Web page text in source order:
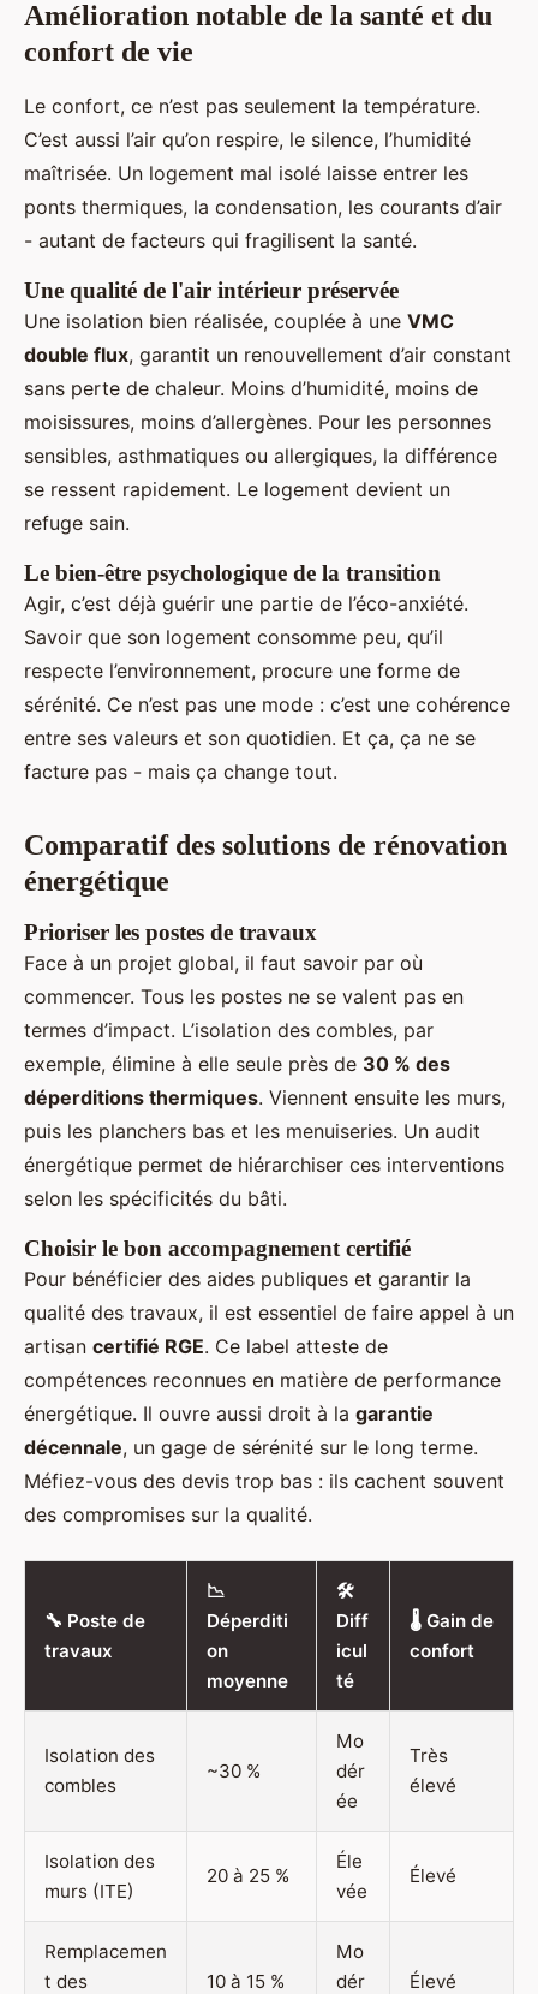
Amélioration notable de la santé et du
confort de vie
Le confort, ce n’est pas seulement la température.
C’est aussi l’air qu’on respire, le silence, l’humidité
maîtrisée. Un logement mal isolé laisse entrer les
ponts thermiques, la condensation, les courants d’air
- autant de facteurs qui fragilisent la santé.
Une qualité de l'air intérieur préservée
Une isolation bien réalisée, couplée à une VMC
double flux, garantit un renouvellement d’air constant
sans perte de chaleur. Moins d’humidité, moins de
moisissures, moins d’allergènes. Pour les personnes
sensibles, asthmatiques ou allergiques, la différence
se ressent rapidement. Le logement devient un
refuge sain.
Le bien-être psychologique de la transition
Agir, c’est déjà guérir une partie de l’éco-anxiété.
Savoir que son logement consomme peu, qu’il
respecte l’environnement, procure une forme de
sérénité. Ce n’est pas une mode : c’est une cohérence
entre ses valeurs et son quotidien. Et ça, ça ne se
facture pas - mais ça change tout.
Comparatif des solutions de rénovation
énergétique
Prioriser les postes de travaux
Face à un projet global, il faut savoir par où
commencer. Tous les postes ne se valent pas en
termes d’impact. L’isolation des combles, par
exemple, élimine à elle seule près de 30 % des
déperditions thermiques. Viennent ensuite les murs,
puis les planchers bas et les menuiseries. Un audit
énergétique permet de hiérarchiser ces interventions
selon les spécificités du bâti.
Choisir le bon accompagnement certifié
Pour bénéficier des aides publiques et garantir la
qualité des travaux, il est essentiel de faire appel à un
artisan certifié RGE. Ce label atteste de
compétences reconnues en matière de performance
énergétique. Il ouvre aussi droit à la garantie
décennale, un gage de sérénité sur le long terme.
Méfiez-vous des devis trop bas : ils cachent souvent
des compromises sur la qualité.
🔧 Poste de
travaux
📉
Déperditi
on
moyenne
🛠️
Diff
icul
té
🌡️ Gain de
confort
Isolation des
combles
~30 %
Mo
dér
ée
Très
élevé
Isolation des
murs (ITE)
20 à 25 %
Éle
vée
Élevé
Remplacemen
t des
10 à 15 %
Mo
dér
Élevé